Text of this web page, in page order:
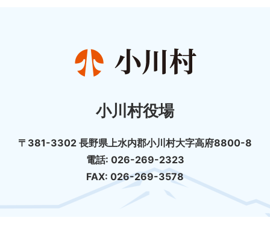
小川村役場
〒381-3302 長野県上水内郡小川村大字高府8800-8
電話: 026-269-2323
FAX: 026-269-3578